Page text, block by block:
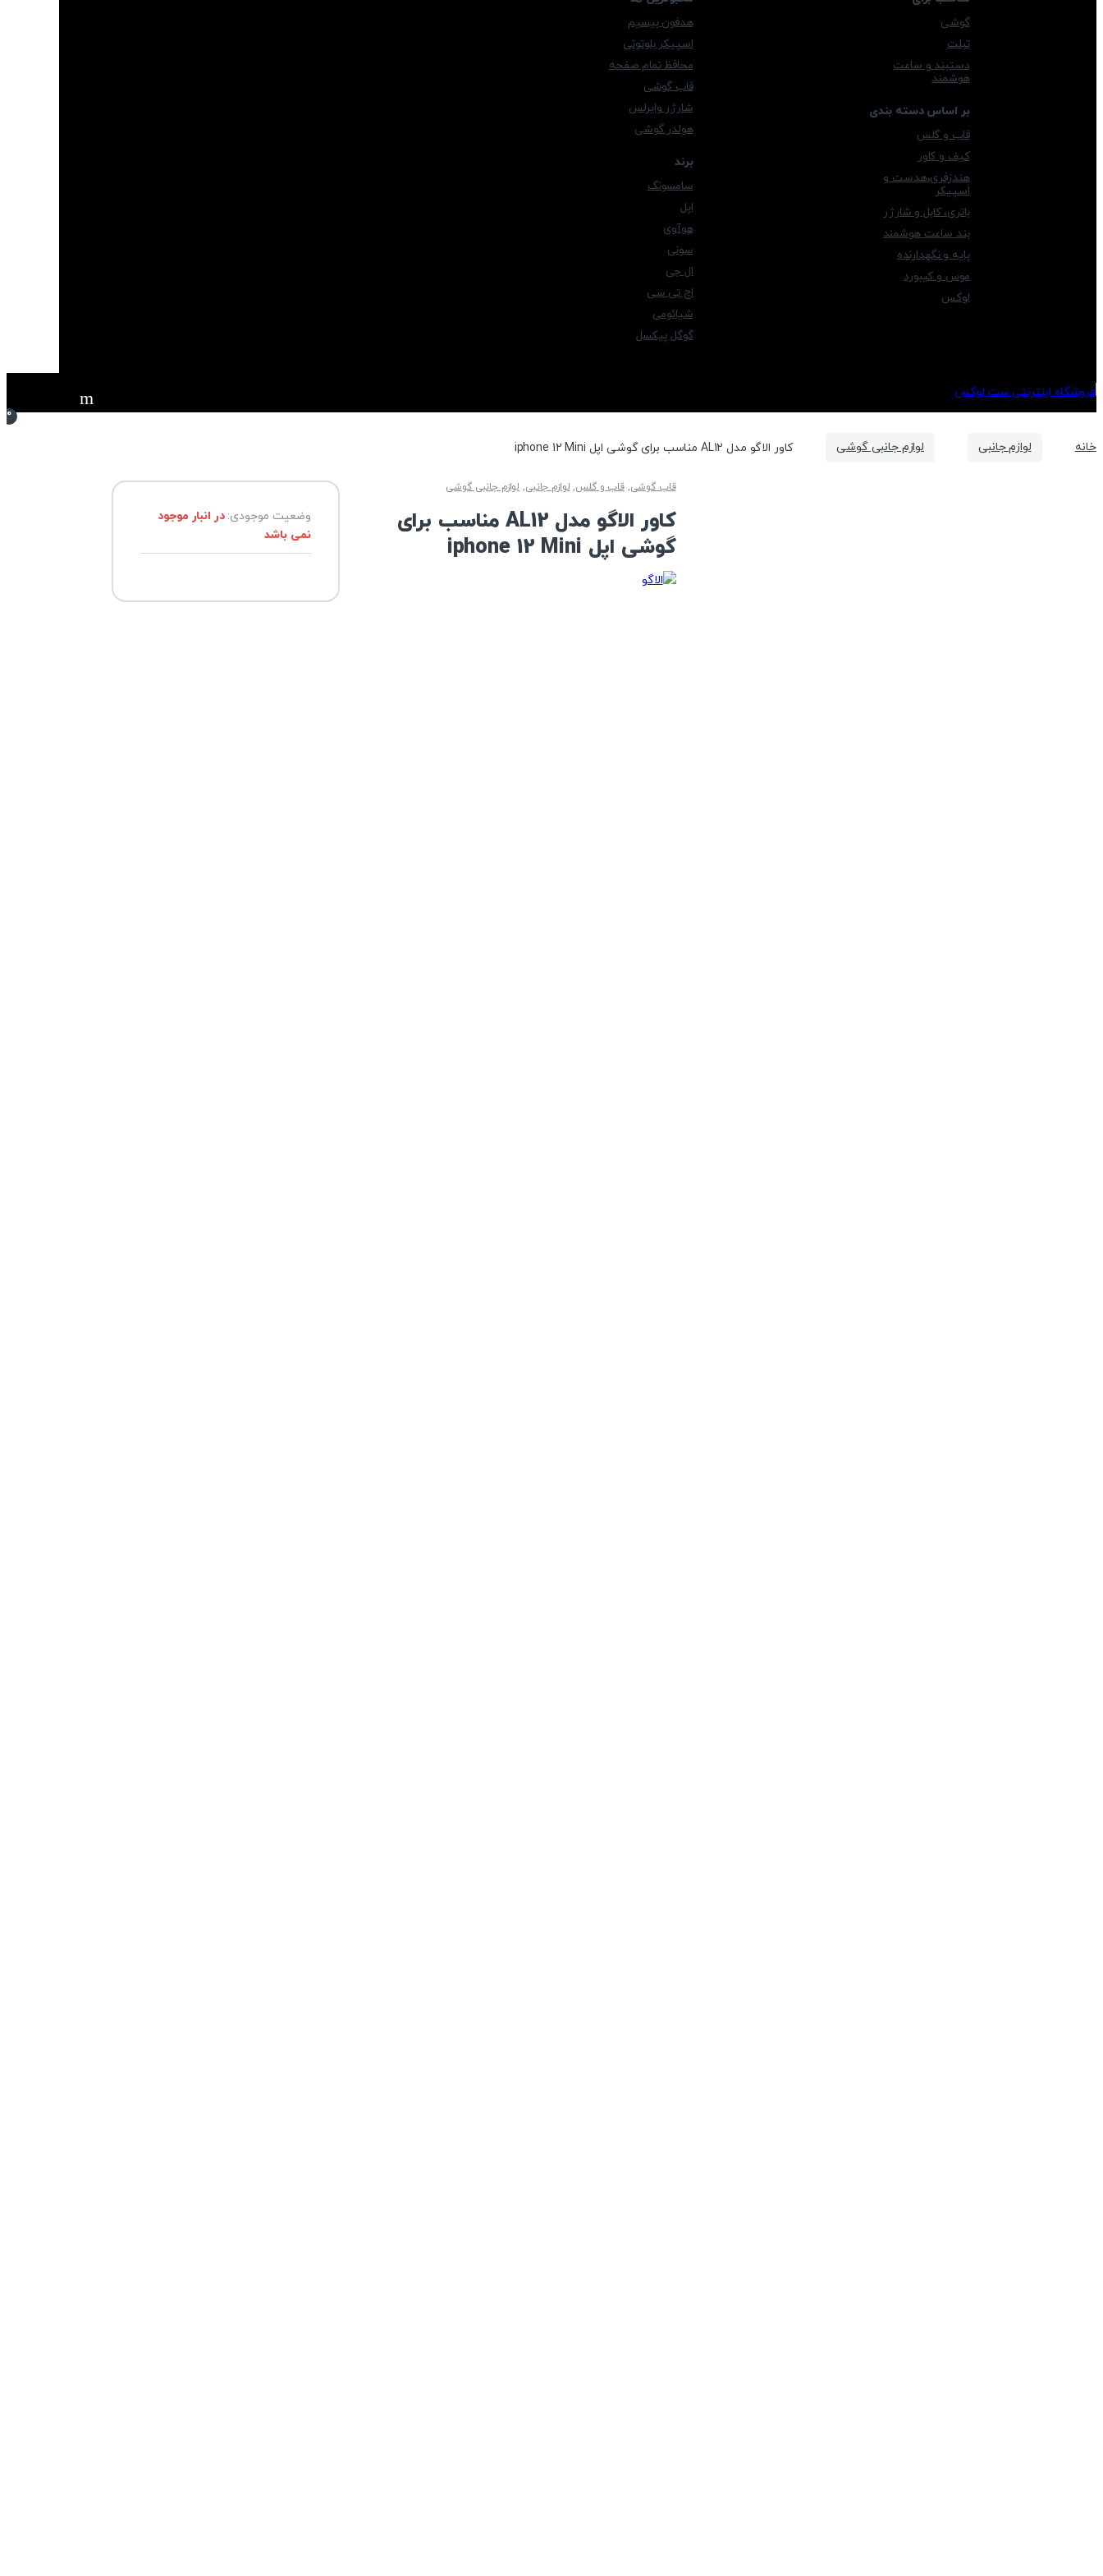
هدفون بیسیم
اسپیکر بلوتوثی
محافظ تمام صفحه
قاب گوشی
شارژر وایرلس
هولدر گوشی
برند
سامسونگ
اپل
هوآوی
سونی
ال جی
اچ تی سی
شیائومی
گوگل پیکسل
گوشی
تبلت
دستبند و ساعت
هوشمند
بر اساس دسته بندی
قاب و گلس
کیف و کاور
هندزفری،هدست و
اسپیکر
باتری، کابل و شارژر
بند ساعت هوشمند
پایه و نگهدارنده
موس و کیبورد
لوکس
0
خانه لوازم جانبی لوازم جانبی گوشی کاور الاگو مدل AL12 مناسب برای گوشی اپل iphone 12 Mini
قاب گوشی,قاب و گلس,لوازم جانبی, لوازم جانبی گوشی
کاور الاگو مدل AL12 مناسب برای
گوشی اپل iphone 12 Mini
وضعیت موجودی:در انبار موجود
نمی باشد